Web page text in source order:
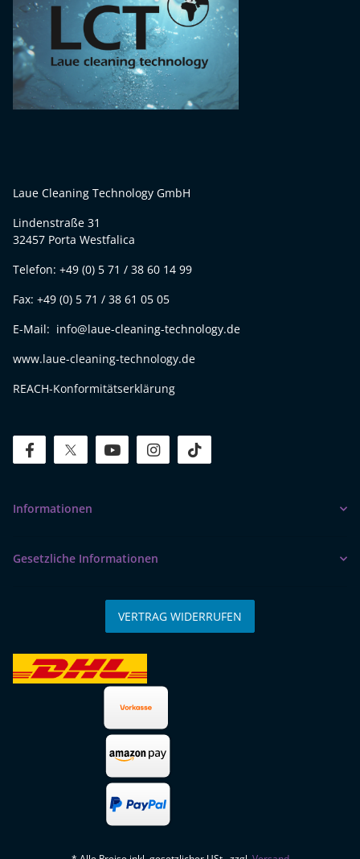
Laue Cleaning Technology GmbH
Lindenstraße 31
32457 Porta Westfalica
Telefon: +49 (0) 5 71 / 38 60 14 99
Fax: +49 (0) 5 71 / 38 61 05 05
E-Mail: info@laue-cleaning-technology.de
www.laue-cleaning-technology.de
REACH-Konformitätserklärung
facebooktwitteryoutube instagram
Informationen
Gesetzliche Informationen
VERTRAG WIDERRUFEN